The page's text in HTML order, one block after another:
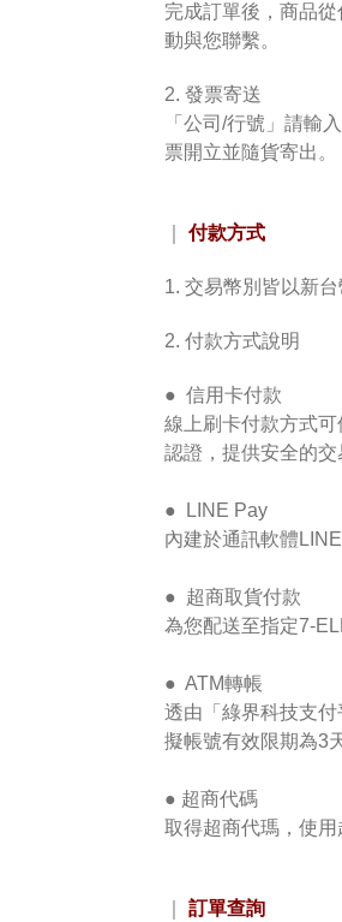
完成訂單後，商品
動與您聯繫。
2. 發票寄送
「公司/行號」請輸
票開立並隨貨寄出。
付款方式
1. 交易幣別皆以新
2. 付款方式說明
● 信用卡付款
線上刷卡付款方式
認證，提供安全的交
●
LINE Pay
內建於通訊軟體
● 超商取貨付款
為您配送至指定7-
● ATM轉帳
透由「 綠界科技支付
擬帳號有效限期為3
● 超商代碼
取得超商代瑪，使
訂單查詢